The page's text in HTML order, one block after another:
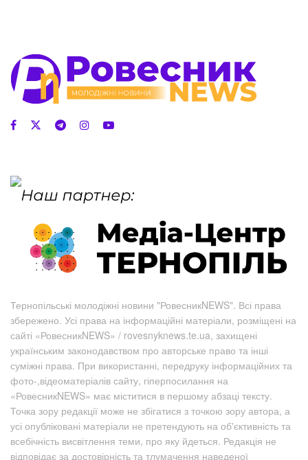
Тернопільські молодіжні новини "РовесникNEWS". Всі права
збережено. Усі права на інформаційні матеріали, розміщені на
сайті «РовесникNEWS» / rovesnyknews.te.ua, захищені
українським законодавством про авторське право та інші
суміжні права. При використанні, передруку інформаційних та
фото-,відеоматеріалів сайту, гіперпосилання на
«РовесникNEWS» має міститися в першому абзаці тексту.
Точка зору редакції може не збігатися з точкою зору автора, а
усі опубліковані матеріали не претендують на об'єктивність та
всебічність висвітлення теми, про яку йдеться. Редакція не
відповідає за достовірність та тлумачення наведеної